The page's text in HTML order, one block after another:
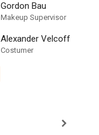
Gordon Bau
Makeup Supervisor
Alexander Velcoff
Costumer